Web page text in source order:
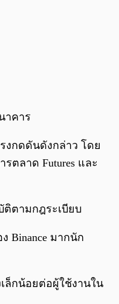
าคาร
งกดดันดังกล่าว โดย
ตลาด Futures และ
ติตามกฎระเบียบ
Binance มากนัก
ล็กน้อยต่อผู้ใช้งานใน